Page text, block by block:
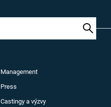
Management
Press
Castingy a výzvy